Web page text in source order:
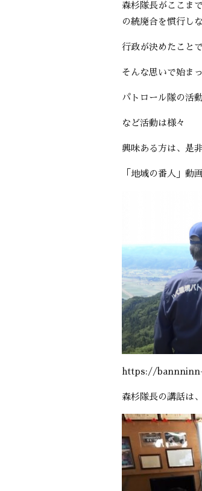
森杉隊長がここま
の統廃合を慣行し
行政が決めたこと
そんな思いで始ま
パトロール隊の活
など活動は様々
興味ある方は、是
「地域の番人」動
https://
森杉隊長の講話は